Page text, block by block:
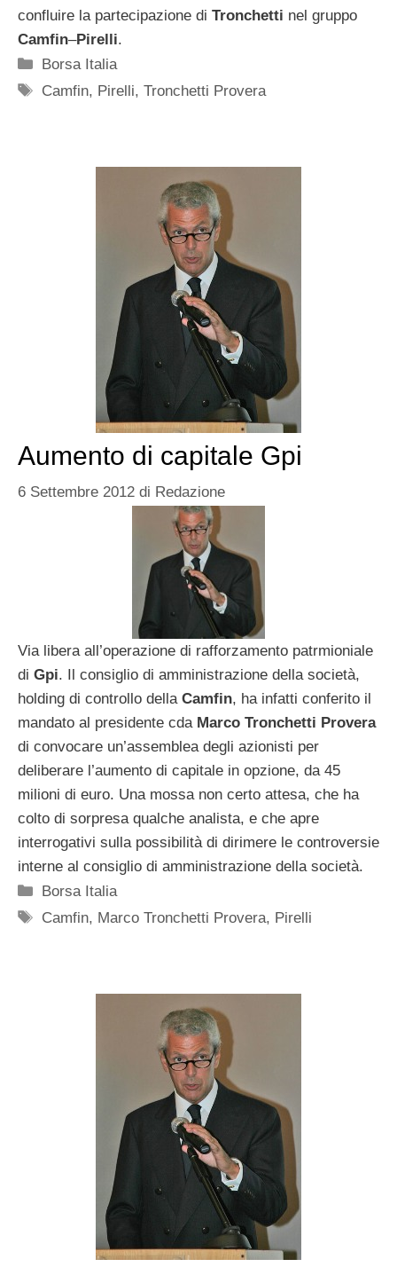
confluire la partecipazione di Tronchetti nel gruppo
Camfin–Pirelli.
Categorie
Borsa Italia
Tag
Camfin, Pirelli,Tronchetti Provera
Aumento di capitale Gpi
6 Settembre 2012 di Redazione
Via libera all’operazione di rafforzamento patrmioniale
di Gpi. Il consiglio di amministrazione della società,
holding di controllo della Camfin, ha infatti conferito il
mandato al presidente cda Marco Tronchetti Provera
di convocare un’assemblea degli azionisti per
deliberare l’aumento di capitale in opzione, da 45
milioni di euro. Una mossa non certo attesa, che ha
colto di sorpresa qualche analista, e che apre
interrogativi sulla possibilità di dirimere le controversie
interne al consiglio di amministrazione della società.
Categorie
Borsa Italia
Tag
Camfin, Marco Tronchetti Provera, Pirelli